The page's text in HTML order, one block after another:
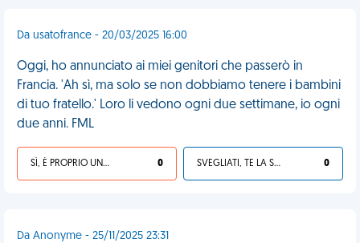
Da usatofrance - 20/03/2025 16:00
Oggi, ho annunciato ai miei genitori che passerò in
Francia. 'Ah sì, ma solo se non dobbiamo tenere i bambini
di tuo fratello.' Loro li vedono ogni due settimane, io ogni
due anni. FML
SÌ, È PROPRIO UNA VDM! 0 SVEGLIATI, TE LA SEI CERCATA! 0
Da Anonyme - 25/11/2025 23:31